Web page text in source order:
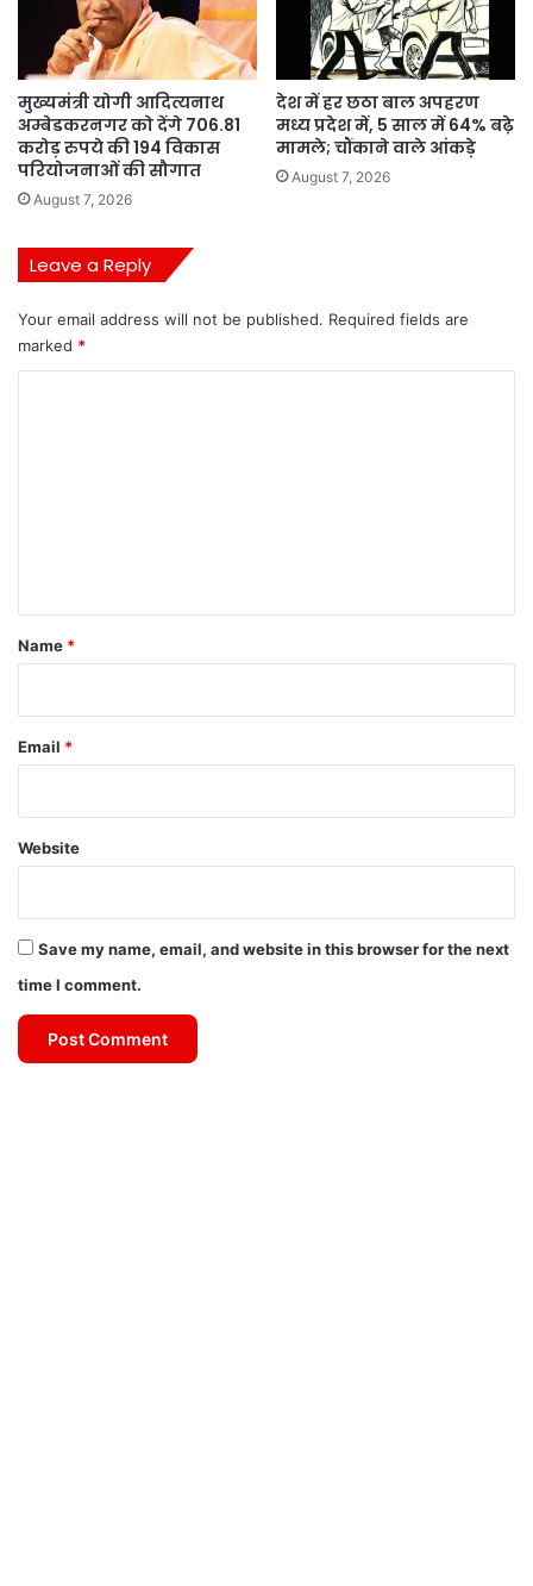
मुख्यमंत्री योगी आदित्यनाथ
अम्बेडकरनगर को देंगे 706.81
करोड़ रुपये की 194 विकास
परियोजनाओं की सौगात
August 7, 2026
देश में हर छठा बाल अपहरण
मध्य प्रदेश में, 5 साल में 64% बढ़े
मामले; चौंकाने वाले आंकड़े
August 7, 2026
Leave a Reply
Your email address will not be published. Required fields are
marked *
*
Name *
Email *
Website
Save my name, email, and website in this browser for the next
time I comment.